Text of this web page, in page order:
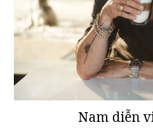
Nam diễn